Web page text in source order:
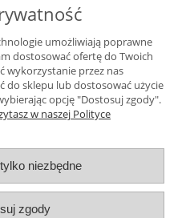
opinii
konto
i dostawa
umożliwiają poprawne
dostosować ofertę do Twoich
wykorzystanie przez nas
do sklepu lub dostosować użycie
opcję "Dostosuj zgody".
w naszej Polityce
niezbędne
zgody